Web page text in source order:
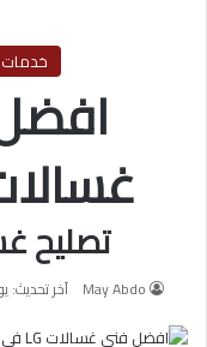
تصليح
May Abdo آخر تحديث: يوليو